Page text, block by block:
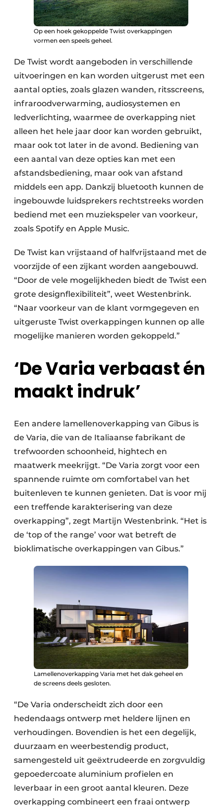
Op een hoek gekoppelde Twist overkappingen
vormen een speels geheel.
De Twist wordt aangeboden in verschillende
uitvoeringen en kan worden uitgerust met een
aantal opties, zoals glazen wanden, ritsscreens,
infraroodverwarming, audiosystemen en
ledverlichting, waarmee de overkapping niet
alleen het hele jaar door kan worden gebruikt,
maar ook tot later in de avond. Bediening van
een aantal van deze opties kan met een
afstandsbediening, maar ook van afstand
middels een app. Dankzij bluetooth kunnen de
ingebouwde luidsprekers rechtstreeks worden
bediend met een muziekspeler van voorkeur,
zoals Spotify en Apple Music.
De Twist kan vrijstaand of halfvrijstaand met de
voorzijde of een zijkant worden aangebouwd.
“Door de vele mogelijkheden biedt de Twist een
grote designflexibiliteit”, weet Westenbrink.
“Naar voorkeur van de klant vormgegeven en
uitgeruste Twist overkappingen kunnen op alle
mogelijke manieren worden gekoppeld.”
‘De Varia verbaast én
maakt indruk’
Een andere lamellenoverkapping van Gibus is
de Varia, die van de Italiaanse fabrikant de
trefwoorden schoonheid, hightech en
maatwerk meekrijgt. “De Varia zorgt voor een
spannende ruimte om comfortabel van het
buitenleven te kunnen genieten. Dat is voor mij
een treffende karakterisering van deze
overkapping”, zegt Martijn Westenbrink. “Het is
de ‘top of the range’ voor wat betreft de
bioklimatische overkappingen van Gibus.”
Lamellenoverkapping Varia met het dak geheel en
de screens deels gesloten.
“De Varia onderscheidt zich door een
hedendaags ontwerp met heldere lijnen en
verhoudingen. Bovendien is het een degelijk,
duurzaam en weerbestendig product,
samengesteld uit geëxtrudeerde en zorgvuldig
gepoedercoate aluminium profielen en
leverbaar in een groot aantal kleuren. Deze
overkapping combineert een fraai ontwerp